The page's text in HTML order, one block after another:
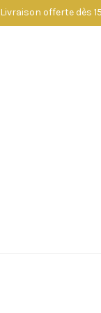
Livraison offerte dès